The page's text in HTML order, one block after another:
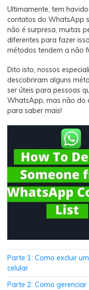
Fazer backup de
WhatsApp para
backups
Recuperar
Recupere todas
WhatsApp —
Mutsapper
Transferir
Business sem
MobileTrans
Transferir
WhatsApp e
WeLastseen
e informado.
Ultimamente, tem
contatos do WhatsApp
não é surpresa, muitas
diferentes para fazer
métodos tendem a não
Dito isto, nossos
descobriram alguns
ser úteis para pessoas
WhatsApp, mas não do
para saber mais!
Parte 1: Como excluir
celular
Parte 2: Como